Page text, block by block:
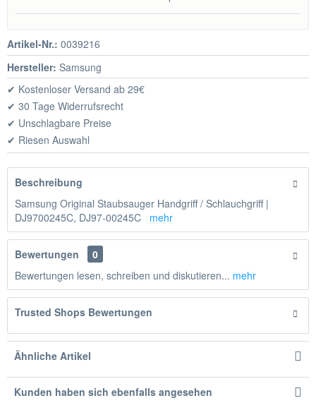
Artikel-Nr.: 0039216
Hersteller: Samsung
✔ Kostenloser Versand ab 29€
✔ 30 Tage Widerrufsrecht
✔ Unschlagbare Preise
✔ Riesen Auswahl
Beschreibung
Samsung Original Staubsauger Handgriff / Schlauchgriff |
DJ9700245C, DJ97-00245C mehr
Bewertungen
0
Bewertungen lesen, schreiben und diskutieren... mehr
Trusted Shops Bewertungen
Ähnliche Artikel
Kunden haben sich ebenfalls angesehen